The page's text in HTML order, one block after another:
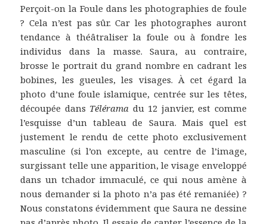
Perçoit-on la Foule dans les photographies de foule
? Cela n’est pas sûr. Car les photographes auront
tendance à théâtraliser la foule ou à fondre les
individus dans la masse. Saura, au contraire,
brosse le portrait du grand nombre en cadrant les
bobines, les gueules, les visages. À cet égard la
photo d’une foule islamique, centrée sur les têtes,
découpée dans Télérama du 12 janvier, est comme
l’esquisse d’un tableau de Saura. Mais quel est
justement le rendu de cette photo exclusivement
masculine (si l’on excepte, au centre de l’image,
surgissant telle une apparition, le visage enveloppé
dans un tchador immaculé, ce qui nous amène à
nous demander si la photo n’a pas été remaniée) ?
Nous constatons évidemment que Saura ne dessine